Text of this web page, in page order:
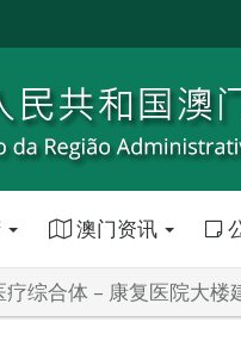
澳门资讯
疗综合体 – 康复医院大楼